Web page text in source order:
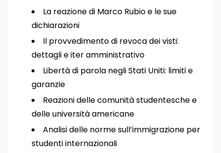
La reazione di Marco Rubio e le sue
dichiarazioni
Il provvedimento di revoca dei visti:
dettagli e iter amministrativo
Libertà di parola negli Stati Uniti: limiti e
garanzie
Reazioni delle comunità studentesche e
delle università americane
Analisi delle norme sull’immigrazione per
studenti internazionali